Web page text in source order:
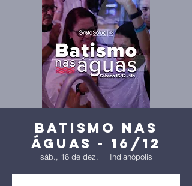
Batismo nas
águas - 16/12
sáb., 16 de dez.
  |
Indianópolis